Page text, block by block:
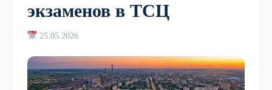
экзаменов в ТСЦ
25.05.2026